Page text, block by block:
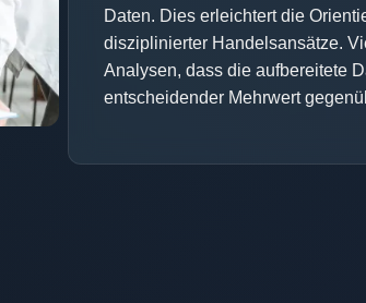
Daten. Dies erleichtert die
disziplinierter Handelsansätze.
Analysen, dass die aufbereitete
entscheidender Mehrwert